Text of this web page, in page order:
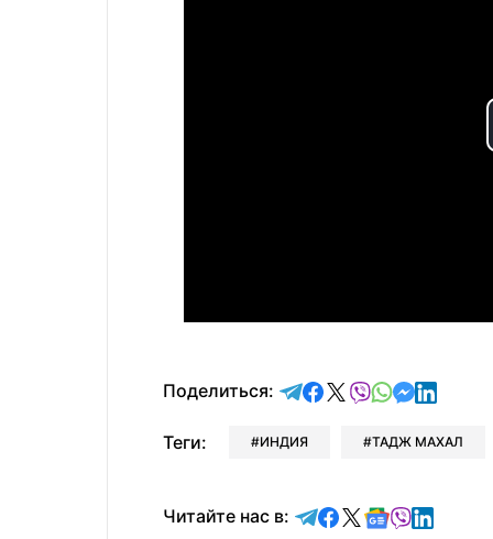
Поделиться: отправить в Telegram
поделиться в
поделиться в X
отправить в
отправить
Теги: ИНДИЯ ТАДЖ МАХАЛ
Читайте нас в: Читайте в Telegram
Читайте в
Читайте в X
Читайте в
Читайте